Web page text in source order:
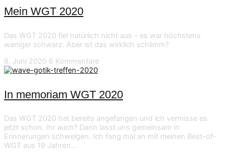
Mein WGT 2020
Das WGT 2020 fiel natürlich nicht aus – es war höchstens
weniger schwarz. Aber ist das wirklich schlimm?
8. Juni 2020 6 Kommentare
In memoriam WGT 2020
Das WGT 2020 hat bereits angefangen und ich vermisse es
jetzt schon. Ihr auch? Dann lasst uns gemeinsam in
Erinnerungen schwelgen. Ich fang mal an mit meinen Best-of-
WGT aus 19 Jahren…